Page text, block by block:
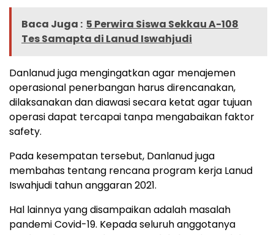
Baca Juga : 5 Perwira Siswa Sekkau A-108
Tes Samapta di Lanud Iswahjudi
Danlanud juga mengingatkan agar menajemen
operasional penerbangan harus direncanakan,
dilaksanakan dan diawasi secara ketat agar tujuan
operasi dapat tercapai tanpa mengabaikan faktor
safety.
Pada kesempatan tersebut, Danlanud juga
membahas tentang rencana program kerja Lanud
Iswahjudi tahun anggaran 2021.
Hal lainnya yang disampaikan adalah masalah
pandemi Covid-19. Kepada seluruh anggotanya